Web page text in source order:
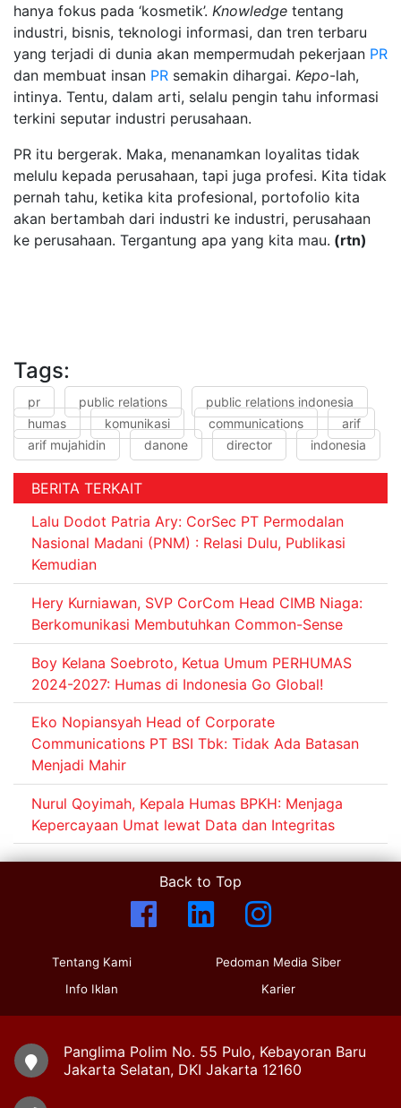
hanya fokus pada ‘kosmetik’. Knowledge tentang
industri, bisnis, teknologi informasi, dan tren terbaru
yang terjadi di dunia akan mempermudah pekerjaan PR
dan membuat insan PR semakin dihargai. Kepo-lah,
intinya. Tentu, dalam arti, selalu pengin tahu informasi
terkini seputar industri perusahaan.
PR itu bergerak. Maka, menanamkan loyalitas tidak
melulu kepada perusahaan, tapi juga profesi. Kita tidak
pernah tahu, ketika kita profesional, portofolio kita
akan bertambah dari industri ke industri, perusahaan
ke perusahaan. Tergantung apa yang kita mau. (rtn)
Tags:
pr public relations
public relations indonesia
humas
komunikasi communications
arif
arif mujahidin
danone director indonesia
BERITA TERKAIT
Lalu Dodot Patria Ary: CorSec PT Permodalan
Nasional Madani (PNM) : Relasi Dulu, Publikasi
Kemudian
Hery Kurniawan, SVP CorCom Head CIMB Niaga:
Berkomunikasi Membutuhkan Common-Sense
Boy Kelana Soebroto, Ketua Umum PERHUMAS
2024-2027: Humas di Indonesia Go Global!
Eko Nopiansyah Head of Corporate
Communications PT BSI Tbk: Tidak Ada Batasan
Menjadi Mahir
Nurul Qoyimah, Kepala Humas BPKH: Menjaga
Kepercayaan Umat lewat Data dan Integritas
Back to Top
Tentang Kami
Info Iklan
Pedoman Media Siber
Karier
Panglima Polim No. 55 Pulo, Kebayoran Baru
Jakarta Selatan, DKI Jakarta 12160